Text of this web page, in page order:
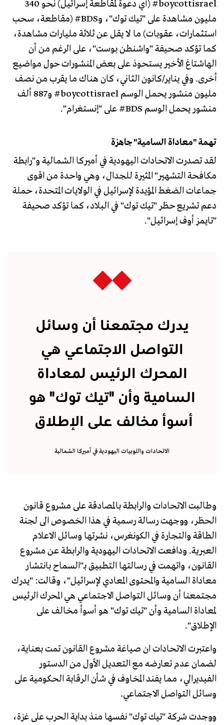
boycottisrael# (أي دعوة لمقاطعة إسرائيل) نحو 340
مليون مشاهدة على "تيك توك"، وBDS# (مقاطعة، سحب
استثمارات، عقوبات) ما لا يقل عن ثلاثة مليارات مشاهدة،
كما تؤكد صحيفة "واشنطن بوست"، على الرغم من أن
الهاشتاغ الأخير يستحوذ على بعض المنشورات حول مواضيع
أخرى. وفي يناير/كانون الثاني، كان هناك ما يقرب من نصف
مليون منشور يحمل الوسم boycottisrael# و887 ألف
منشور يحمل الوسم BDS# على "إنستغرام".
تهمة "معاداة السامية" جاهزة
لقد تصدرت الاتحادات اليهودية في أميركا الشمالية و"رابطة
مكافحة التشهير" المثيرة للجدال، وهي واحدة من اقوى
جماعات الضغط المؤيدة لإسرائيل في الولايات المتحدة، حملة
دعم تشريع حظر "تيك توك" في البلاد، كما تؤكد صحيفة
"تايمز أوف إسرائيل".
يدرك مجتمعنا أن وسائل
التواصل الاجتماعي هي
المحرك الرئيس لمعاداة
السامية وأن "تيك توك" هو
أسوأ مخالف على الإطلاق
الاتحادات واللوبيات اليهودية في أميركا الشمالية
وطالبت الاتحادات والرابطة بالمصادقة على مشروع قانون
الحظر، ووجهت رسالة رسمية في هذا الخصوص الى لجنة
الطاقة والتجارة في الكونغرس، نشرتها وسائل الاعلام
العبرية. ودافعت الاتحادات اليهودية والرابطة عن مشروع
القانون، واتهمت في رسالتها التطبيق بـ"السماح بانتشار
معاداة السامية والمحتوى المعادي لإسرائيل"، وقالت: "يدرك
مجتمعنا أن وسائل التواصل الاجتماعي هي المحرك الرئيس
لمعاداة السامية وأن "تيك توك" هو أسوأ مخالف على
الإطلاق".
واعتبرت الاتحادات ان صياغة مشروع القانون تمت بعناية،
لضمان عدم تعارضه مع التعديل الأول من الدستور
الفيديرالي، مما يفند المخاوف في شأن الرقابة الحكومية على
وسائل التواصل الاجتماعي.
ووجدت شركة "تيك توك" نفسها منذ بداية الحرب على غزة،